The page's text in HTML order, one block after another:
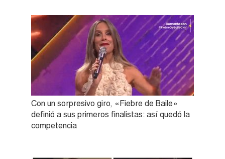
Con un sorpresivo giro, «Fiebre de Baile»
definió a sus primeros finalistas: así quedó la
competencia